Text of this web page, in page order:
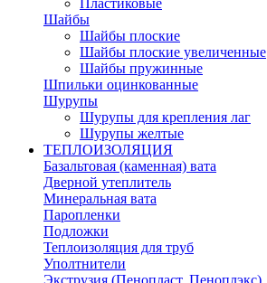
Пластиковые
Шайбы
Шайбы плоские
Шайбы плоские увеличенные
Шайбы пружинные
Шпильки оцинкованные
Шурупы
Шурупы для крепления лаг
Шурупы желтые
ТЕПЛОИЗОЛЯЦИЯ
Базальтовая (каменная) вата
Дверной утеплитель
Минеральная вата
Паропленки
Подложки
Теплоизоляция для труб
Уполтнители
Экструзия (Пенопласт, Пеноплэкс)